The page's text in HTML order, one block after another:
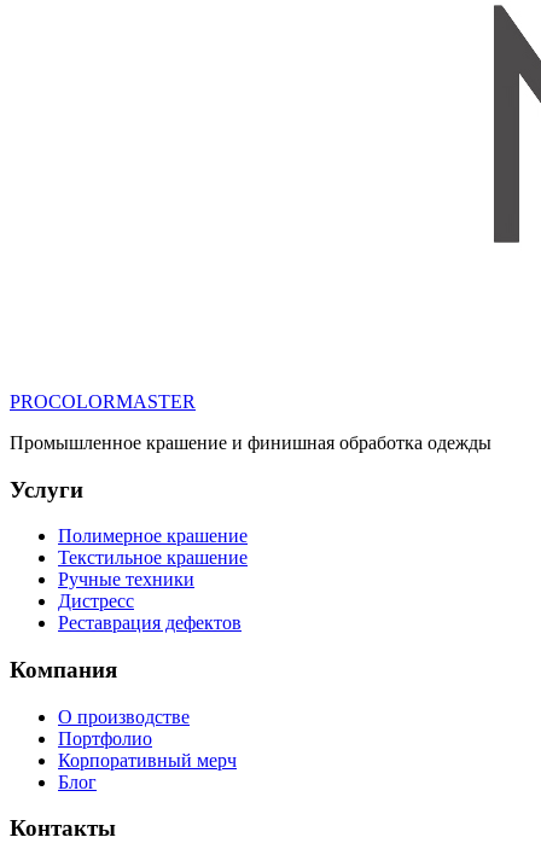
PROCOLORMASTER
Промышленное крашение и финишная обработка одежды
Услуги
Полимерное крашение
Текстильное крашение
Ручные техники
Дистресс
Реставрация дефектов
Компания
О производстве
Портфолио
Корпоративный мерч
Блог
Контакты